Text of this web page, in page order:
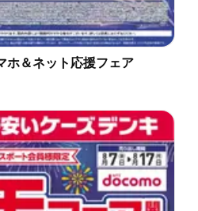
ホ＆ネット応援フェア